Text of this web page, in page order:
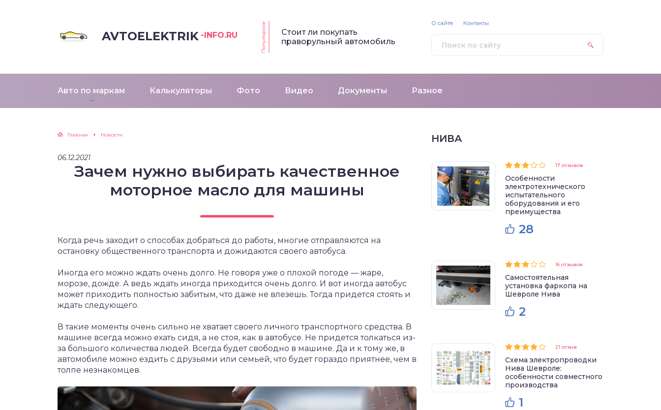
AVTOELEKTRIK -INFO.RU Популярное
Стоит ли покупать
праворульный автомобиль
Авто по маркам Калькуляторы Фото Видео Документы Разное
О сайте Контакты
Главная Новости
06.12.2021
Зачем нужно выбирать качественное
моторное масло для машины
Когда речь заходит о способах добраться до работы, многие отправляются на
остановку общественного транспорта и дожидаются своего автобуса.
Иногда его можно ждать очень долго. Не говоря уже о плохой погоде — жаре,
морозе, дожде. А ведь ждать иногда приходится очень долго. И вот иногда автобус
может приходить полностью забитым, что даже не влезешь. Тогда придется стоять и
ждать следующего.
В такие моменты очень сильно не хватает своего личного транспортного средства. В
машине всегда можно ехать сидя, а не стоя, как в автобусе. Не придется толкаться из-
за большого количества людей. Всегда будет свободно в машине. Да и к тому же, в
автомобиле можно ездить с друзьями или семьей, что будет гораздо приятнее, чем в
толпе незнакомцев.
НИВА
17 отзывов
Особенности
электротехнического
испытательного
оборудования и его
преимущества
28
16 отзывов
Самостоятельная
установка фаркопа на
Шевроле Нива
2
21 отзыв
Схема электропроводки
Нива Шевроле:
особенности совместного
производства
1